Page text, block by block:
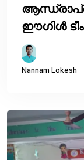
ഈഗിൾ ടീം
Nannam Lokesh